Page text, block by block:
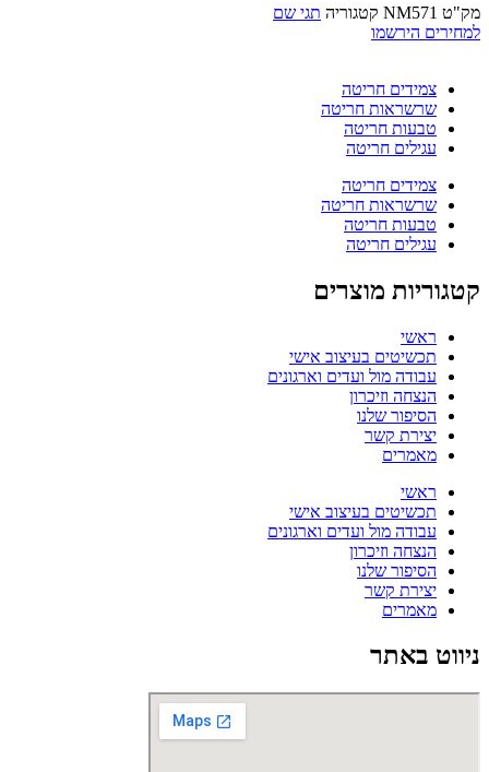
מק"ט NM571 קטגוריה תגי שם
למחירים הירשמו
צמידים חריטה
שרשראות חריטה
טבעות חריטה
עגילים חריטה
צמידים חריטה
שרשראות חריטה
טבעות חריטה
עגילים חריטה
קטגוריות מוצרים
ראשי
תכשיטים בעיצוב אישי
עבודה מול ועדים וארגונים
הנצחה וזיכרון
הסיפור שלנו
יצירת קשר
מאמרים
ראשי
תכשיטים בעיצוב אישי
עבודה מול ועדים וארגונים
הנצחה וזיכרון
הסיפור שלנו
יצירת קשר
מאמרים
ניווט באתר